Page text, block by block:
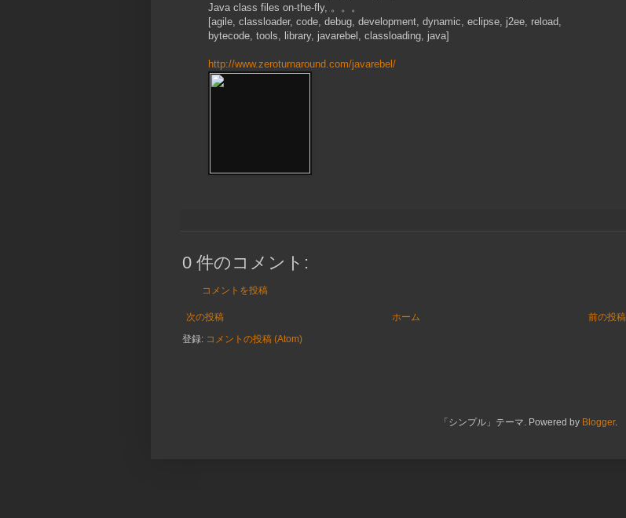
Java class files on-the-fly, 。。。
[agile, classloader, code, debug, development, dynamic, eclipse, j2ee, reload,
bytecode, tools, library, javarebel, classloading, java]
http://www.zeroturnaround.com/javarebel/
0 件のコメント:
コメントを投稿
次の投稿 前の投稿
ホーム
登録: コメントの投稿 (Atom)
「シンプル」テーマ. Powered by Blogger.